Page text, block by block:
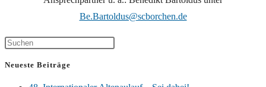
Be.Bartoldus@scborchen.de
Neueste Beiträge